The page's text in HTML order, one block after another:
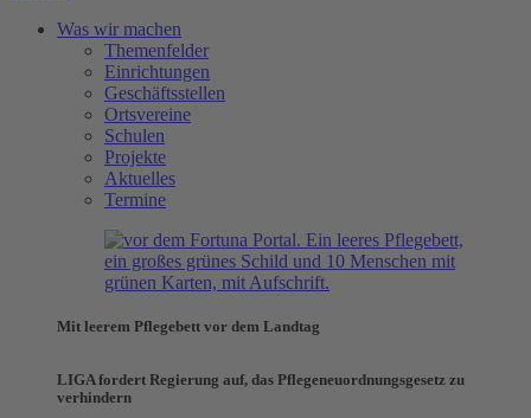
Was wir machen
Themenfelder
Einrichtungen
Geschäftsstellen
Ortsvereine
Schulen
Projekte
Aktuelles
Termine
Mit leerem Pflegebett vor dem Landtag
LIGA fordert Regierung auf, das Pflegeneuordnungsgesetz zu
verhindern